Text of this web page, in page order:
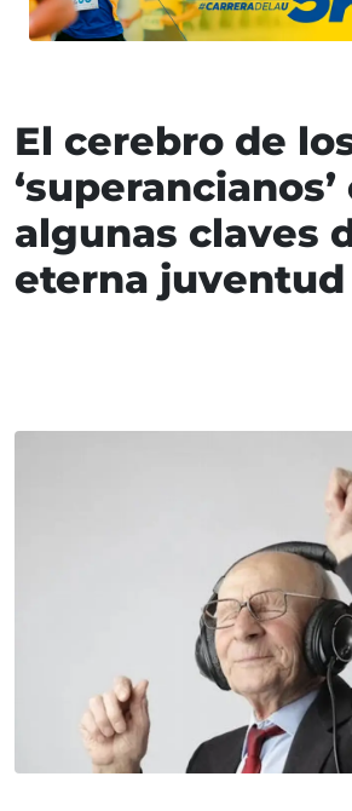
El cerebro de
algunas claves
eterna juventud